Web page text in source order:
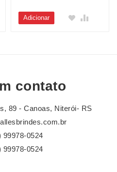
Adicionar
contato
89 - Canoas, Niterói- RS
99978-0524
99978-0524